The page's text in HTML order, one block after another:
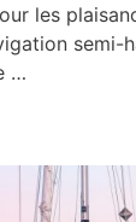
les
semi-
…